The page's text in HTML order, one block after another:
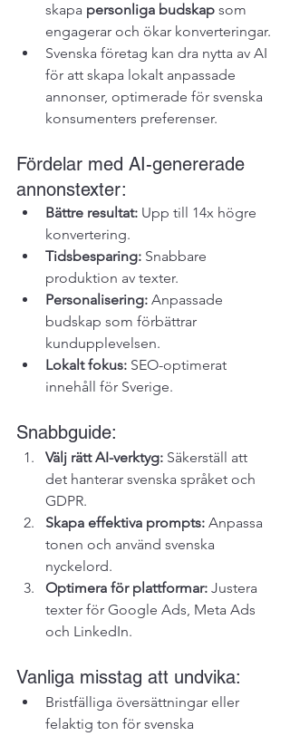
skapa personliga budskap som
engagerar och ökar konverteringar.
Svenska företag kan dra nytta av AI
för att skapa lokalt anpassade
annonser, optimerade för svenska
konsumenters preferenser.
Fördelar med AI-genererade
annonstexter:
Bättre resultat: Upp till 14x högre
konvertering.
Tidsbesparing: Snabbare
produktion av texter.
Personalisering: Anpassade
budskap som förbättrar
kundupplevelsen.
Lokalt fokus: SEO-optimerat
innehåll för Sverige.
Snabbguide:
Välj rätt AI-verktyg: Säkerställ att
det hanterar svenska språket och
GDPR.
Skapa effektiva prompts: Anpassa
tonen och använd svenska
nyckelord.
Optimera för plattformar: Justera
texter för Google Ads, Meta Ads
och LinkedIn.
Vanliga misstag att undvika:
Bristfälliga översättningar eller
felaktig ton för svenska